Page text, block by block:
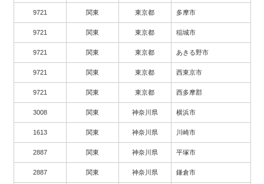
9721 関東 東京都 多摩市
9721 関東 東京都 稲城市
9721 関東 東京都 あきる野市
9721 関東 東京都 西東京市
9721 関東 東京都 西多摩郡
3008 関東 神奈川県 横浜市
1613 関東 神奈川県 川崎市
2887 関東 神奈川県 平塚市
2887 関東 神奈川県 鎌倉市